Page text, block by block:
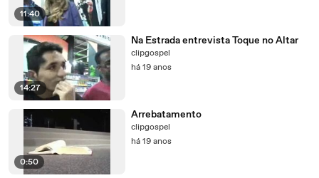
11:40
14:27
Na Estrada entrevista Toque no Altar
clipgospel
há 19 anos
0:50
Arrebatamento
clipgospel
há 19 anos